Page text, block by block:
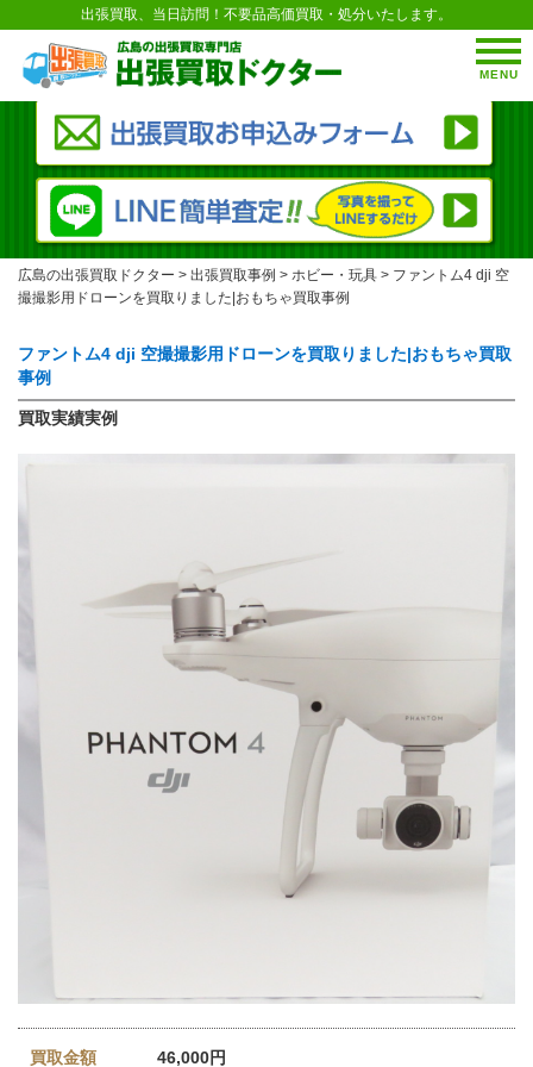
MENU
出張買取、当日訪問！不要品高価買取・処分いたします。
広島の出張買取ドクター > 出張買取事例 > ホビー・玩具 > ファントム4 dji 空
撮撮影用ドローンを買取りました|おもちゃ買取事例
ファントム4 dji 空撮撮影用ドローンを買取りました|おもちゃ買取
事例
買取実績実例
買取金額 46,000円